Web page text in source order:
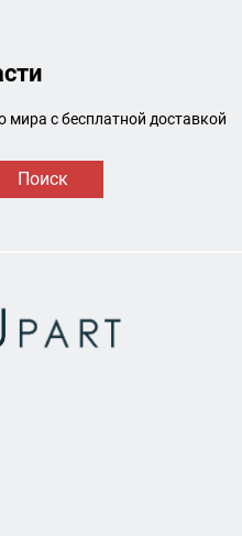
мира с бесплатной доставкой
Поиск